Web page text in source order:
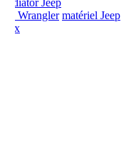
Gladiator Jeep
Jeep Wrangler matériel Jeep